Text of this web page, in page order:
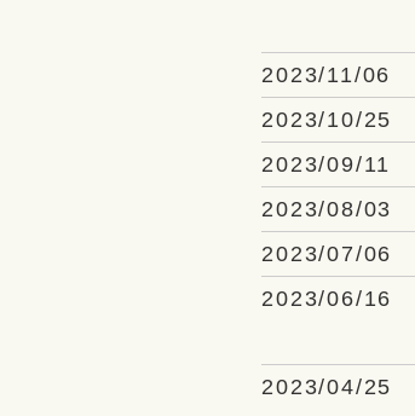
2023/11/06
2023/10/25
2023/09/11
2023/08/03
2023/07/06
2023/06/16
2023/04/25